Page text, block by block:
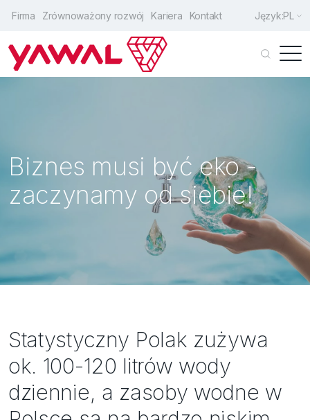
Firma Zrównoważony rozwój Kariera Kontakt Język:PL
Drzwi wejściowe
Okna
Fasady
Rozwiązania uzupełniające
Inspiracje
Biznes musi być eko -
zaczynamy od siebie!
Statystyczny Polak zużywa
ok. 100-120 litrów wody
dziennie, a zasoby wodne w